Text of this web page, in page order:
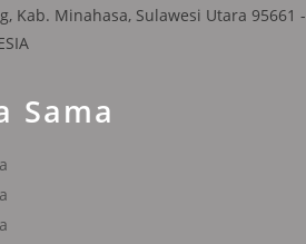
Kab. Minahasa, Sulawesi Utara 95661 -
Sama